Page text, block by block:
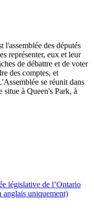
des députés
représenter, eux et leur
de débattre et de voter
des comptes, et
se réunit dans
à Queen's Park, à
législative de l’Ontario
anglais uniquement)